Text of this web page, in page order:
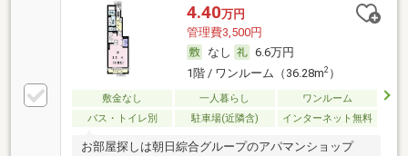
4.40万円
管理費3,500円
なし
6.6万円
1階 / ワンルーム（36.28m2）
敷金なし 一人暮らし
ワンルーム
バス・トイレ別
駐車場(近隣含) インターネット無料
お部屋探しは朝日綜合グループのアパマンショップ